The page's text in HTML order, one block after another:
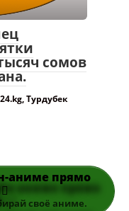
сомов
Турдубек
аниме прямо
своё аниме.